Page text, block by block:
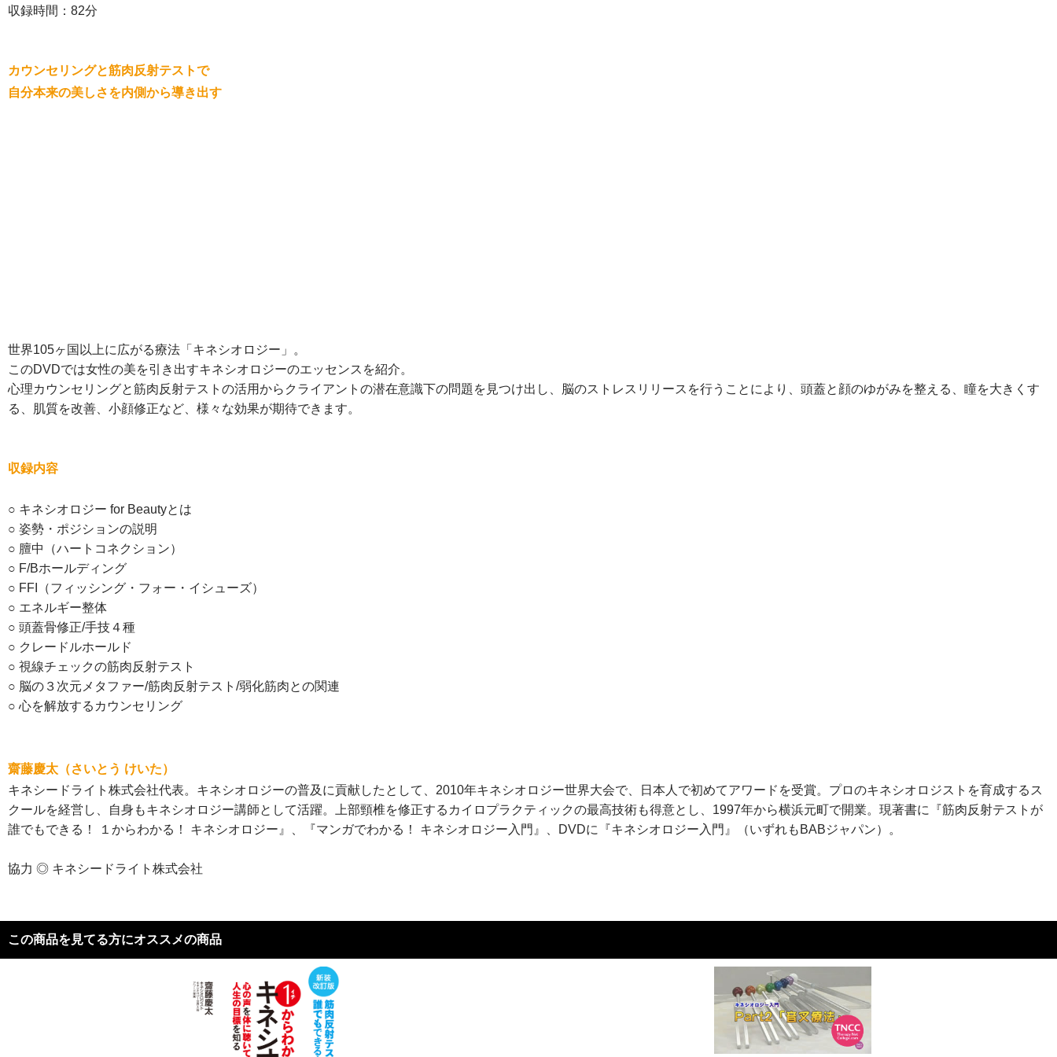
収録時間：82分
カウンセリングと筋肉反射テストで
自分本来の美しさを内側から導き出す
世界105ヶ国以上に広がる療法「キネシオロジー」。
このDVDでは女性の美を引き出すキネシオロジーのエッセンスを紹介。
心理カウンセリングと筋肉反射テストの活用からクライアントの潜在意識下の問題を見つけ出し、脳のストレスリリースを行うことにより、頭蓋と顔のゆがみを整える、瞳を大きくす
る、肌質を改善、小顔修正など、様々な効果が期待できます。
収録内容
○ キネシオロジー for Beautyとは
○ 姿勢・ポジションの説明
○ 膻中（ハートコネクション）
○ F/Bホールディング
○ FFI（フィッシング・フォー・イシューズ）
○ エネルギー整体
○ 頭蓋骨修正/手技４種
○ クレードルホールド
○ 視線チェックの筋肉反射テスト
○ 脳の３次元メタファー/筋肉反射テスト/弱化筋肉との関連
○ 心を解放するカウンセリング
齋藤慶太（さいとう けいた）
キネシードライト株式会社代表。キネシオロジーの普及に貢献したとして、2010年キネシオロジー世界大会で、日本人で初めてアワードを受賞。プロのキネシオロジストを育成するス
クールを経営し、自身もキネシオロジー講師として活躍。上部頸椎を修正するカイロプラクティックの最高技術も得意とし、1997年から横浜元町で開業。現著書に『筋肉反射テストが
誰でもできる！ １からわかる！ キネシオロジー』、『マンガでわかる！ キネシオロジー入門』、DVDに『キネシオロジー入門』（いずれもBABジャパン）。
協力 ◎ キネシードライト株式会社
この商品を見てる方にオススメの商品